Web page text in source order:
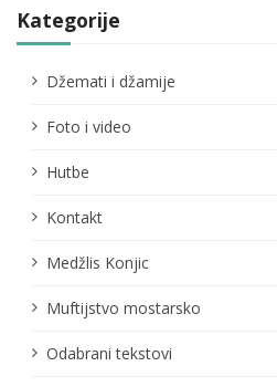
Kategorije
Džemati i džamije
Foto i video
Hutbe
Kontakt
Medžlis Konjic
Muftijstvo mostarsko
Odabrani tekstovi